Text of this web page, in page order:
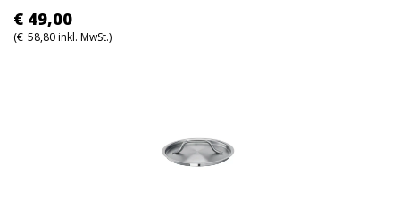
€ 49,00
(€ 58,80inkl. MwSt.)